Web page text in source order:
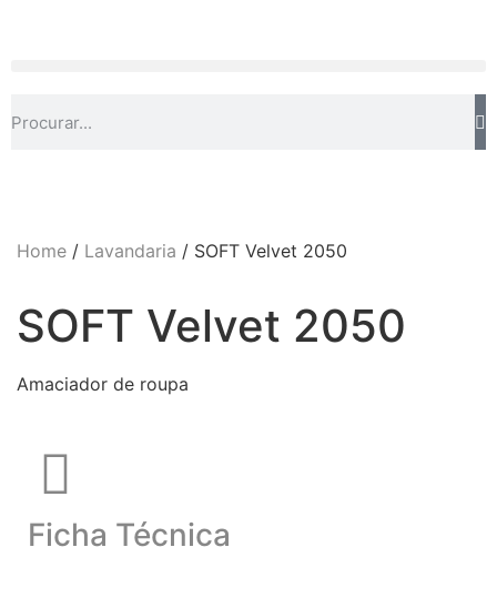
Home / Lavandaria / SOFT Velvet 2050
SOFT Velvet 2050
Amaciador de roupa
Ficha Técnica